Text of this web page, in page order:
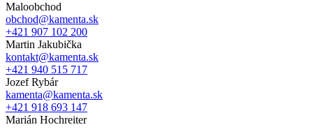
Maloobchod
obchod@kamenta.sk
+421 907 102 200
Martin Jakubička
kontakt@kamenta.sk
+421 940 515 717
Jozef Rybár
kamenta@kamenta.sk
+421 918 693 147
Marián Hochreiter